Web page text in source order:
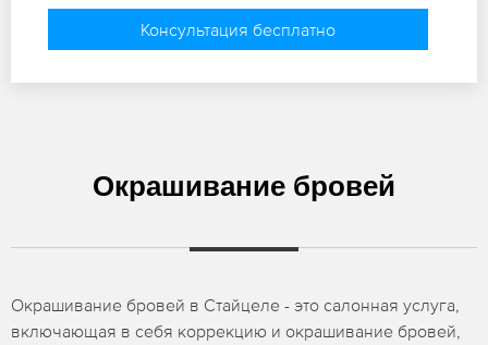
Консультация бесплатно
Окрашивание бровей
Окрашивание бровей в Стайцеле - это салонная услуга,
включающая в себя коррекцию и окрашивание бровей,